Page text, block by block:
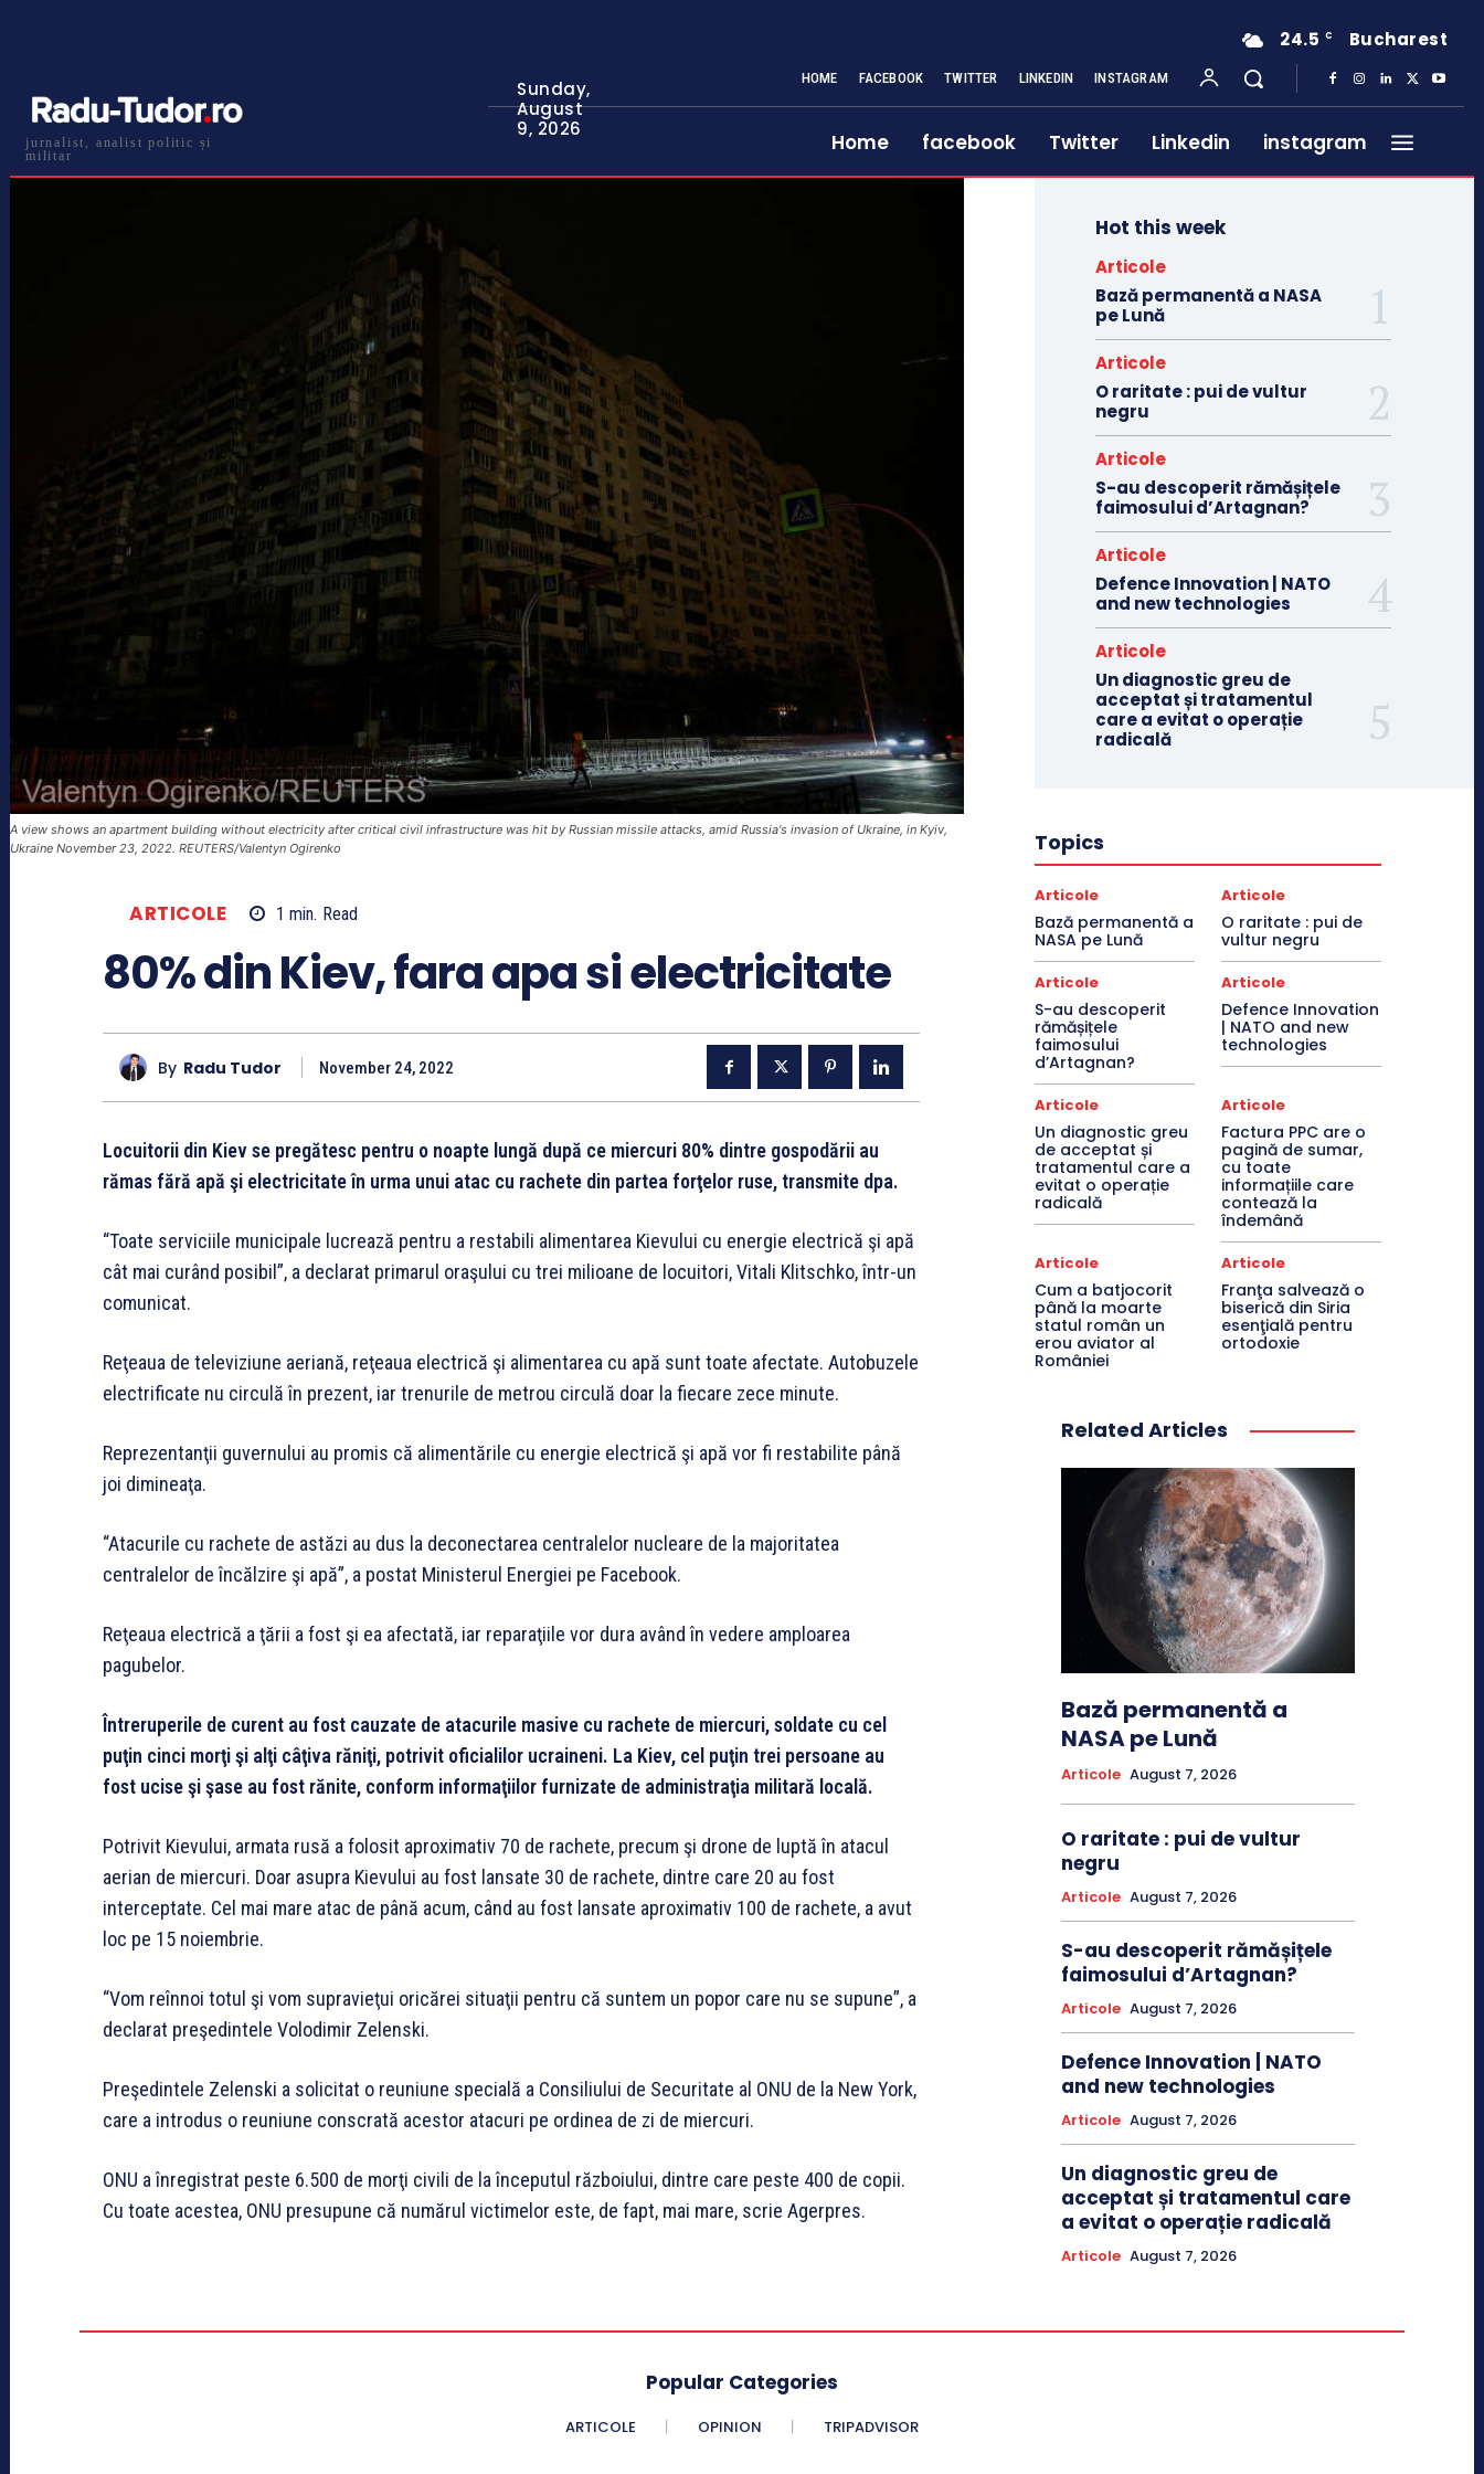
jurnalist, analist politic și
militar
Sunday,
August
9, 2026
24.5 C Bucharest
HOME FACEBOOK TWITTER LINKEDIN INSTAGRAM
Home facebook Twitter Linkedin instagram
A view shows an apartment building without electricity after critical civil infrastructure was hit by Russian missile attacks, amid Russia's invasion of Ukraine, in Kyiv,
Ukraine November 23, 2022. REUTERS/Valentyn Ogirenko
ARTICOLE 1 min. Read
80% din Kiev, fara apa si electricitate
By Radu Tudor November 24, 2022
Locuitorii din Kiev se pregătesc pentru o noapte lungă după ce miercuri 80% dintre gospodării au
rămas fără apă şi electricitate în urma unui atac cu rachete din partea forţelor ruse, transmite dpa.
“Toate serviciile municipale lucrează pentru a restabili alimentarea Kievului cu energie electrică şi apă
cât mai curând posibil”, a declarat primarul oraşului cu trei milioane de locuitori, Vitali Klitschko, într-un
comunicat.
Reţeaua de televiziune aeriană, reţeaua electrică şi alimentarea cu apă sunt toate afectate. Autobuzele
electrificate nu circulă în prezent, iar trenurile de metrou circulă doar la fiecare zece minute.
Reprezentanţii guvernului au promis că alimentările cu energie electrică şi apă vor fi restabilite până
joi dimineaţa.
“Atacurile cu rachete de astăzi au dus la deconectarea centralelor nucleare de la majoritatea
centralelor de încălzire şi apă”, a postat Ministerul Energiei pe Facebook.
Reţeaua electrică a ţării a fost şi ea afectată, iar reparaţiile vor dura având în vedere amploarea
pagubelor.
Întreruperile de curent au fost cauzate de atacurile masive cu rachete de miercuri, soldate cu cel
puţin cinci morţi şi alţi câţiva răniţi, potrivit oficialilor ucraineni. La Kiev, cel puţin trei persoane au
fost ucise şi şase au fost rănite, conform informaţiilor furnizate de administraţia militară locală.
Potrivit Kievului, armata rusă a folosit aproximativ 70 de rachete, precum şi drone de luptă în atacul
aerian de miercuri. Doar asupra Kievului au fost lansate 30 de rachete, dintre care 20 au fost
interceptate. Cel mai mare atac de până acum, când au fost lansate aproximativ 100 de rachete, a avut
loc pe 15 noiembrie.
“Vom reînnoi totul şi vom supravieţui oricărei situaţii pentru că suntem un popor care nu se supune”, a
declarat preşedintele Volodimir Zelenski.
Preşedintele Zelenski a solicitat o reuniune specială a Consiliului de Securitate al ONU de la New York,
care a introdus o reuniune conscrată acestor atacuri pe ordinea de zi de miercuri.
ONU a înregistrat peste 6.500 de morţi civili de la începutul războiului, dintre care peste 400 de copii.
Cu toate acestea, ONU presupune că numărul victimelor este, de fapt, mai mare, scrie Agerpres.
Hot this week
Articole
Bază permanentă a NASA
pe Lună
Articole
O raritate : pui de vultur
negru
Articole
S-au descoperit rămășițele
faimosului d’Artagnan?
Articole
Defence Innovation | NATO
and new technologies
Articole
Un diagnostic greu de
acceptat și tratamentul
care a evitat o operație
radicală
Topics
Articole
Bază permanentă a
NASA pe Lună
Articole
O raritate : pui de
vultur negru
Articole
S-au descoperit
rămășițele
faimosului
d’Artagnan?
Articole
Defence Innovation
| NATO and new
technologies
Articole
Un diagnostic greu
de acceptat și
tratamentul care a
evitat o operație
radicală
Articole
Factura PPC are o
pagină de sumar,
cu toate
informațiile care
contează la
îndemână
Articole
Cum a batjocorit
până la moarte
statul român un
erou aviator al
României
Articole
Franţa salvează o
biserică din Siria
esenţială pentru
ortodoxie
Related Articles
Bază permanentă a
NASA pe Lună
Articole August 7, 2026
O raritate : pui de vultur
negru
Articole August 7, 2026
S-au descoperit rămășițele
faimosului d’Artagnan?
Articole August 7, 2026
Defence Innovation | NATO
and new technologies
Articole August 7, 2026
Un diagnostic greu de
acceptat și tratamentul care
a evitat o operație radicală
Articole August 7, 2026
Popular Categories
ARTICOLE OPINION TRIPADVISOR